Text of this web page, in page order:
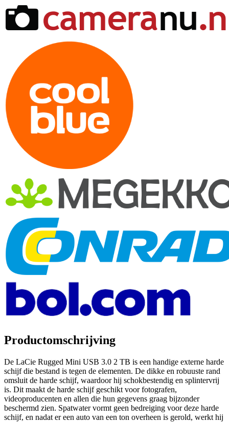
Productomschrijving
De LaCie Rugged Mini USB 3.0 2 TB is een handige externe harde
schijf die bestand is tegen de elementen. De dikke en robuuste rand
omsluit de harde schijf, waardoor hij schokbestendig en splintervrij
is. Dit maakt de harde schijf geschikt voor fotografen,
videoproducenten en allen die hun gegevens graag bijzonder
beschermd zien. Spatwater vormt geen bedreiging voor deze harde
schijf, en nadat er een auto van een ton overheen is gerold, werkt hij